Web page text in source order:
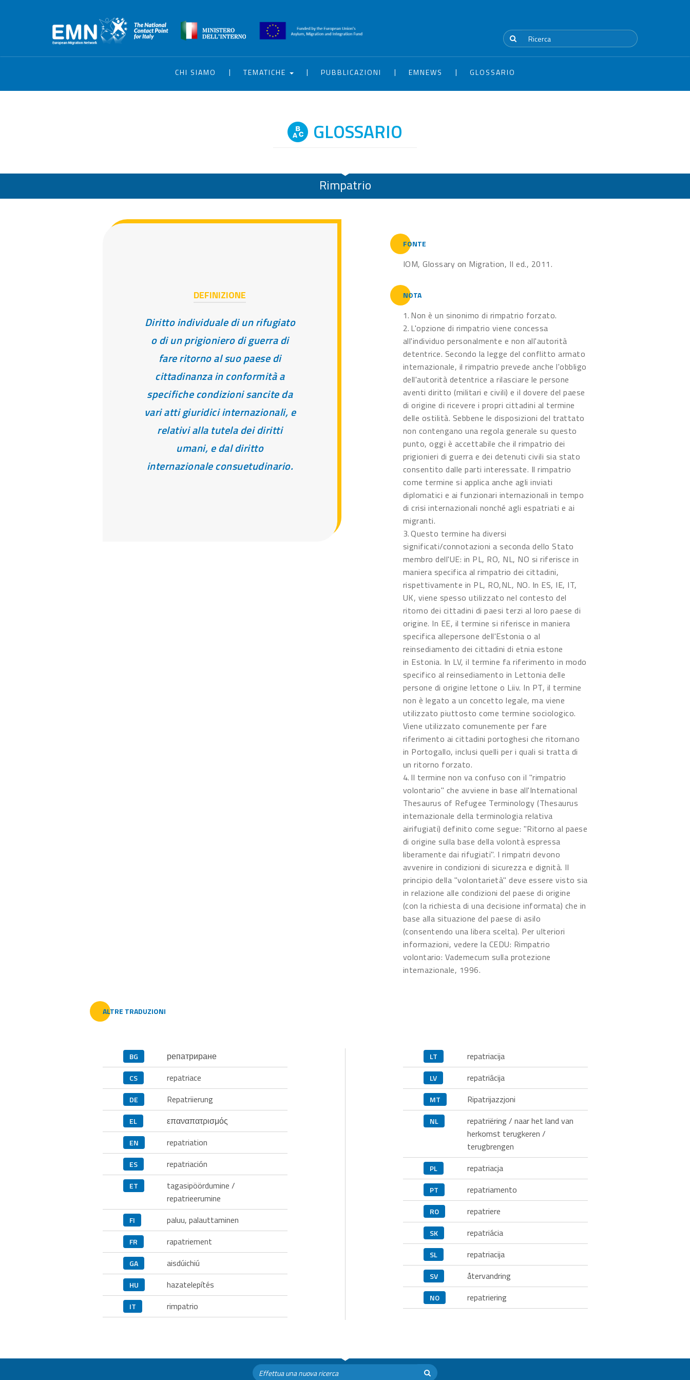
CHI SIAMO | TEMATICHE | PUBBLICAZIONI | EMNEWS | GLOSSARIO
GLOSSARIO
Rimpatrio
DEFINIZIONE
Diritto individuale di un rifugiato
o di un prigioniero di guerra di
fare ritorno al suo paese di
cittadinanza in conformità a
specifiche condizioni sancite da
vari atti giuridici internazionali, e
relativi alla tutela dei diritti
umani, e dal diritto
internazionale consuetudinario.
FONTE
IOM, Glossary on Migration, II ed., 2011.
NOTA
1. Non è un sinonimo di rimpatrio forzato.
2. L'opzione di rimpatrio viene concessa
all'individuo personalmente e non all'autorità
detentrice. Secondo la legge del conflitto armato
internazionale, il rimpatrio prevede anche l'obbligo
dell'autorità detentrice a rilasciare le persone
aventi diritto (militari e civili) e il dovere del paese
di origine di ricevere i propri cittadini al termine
delle ostilità. Sebbene le disposizioni del trattato
non contengano una regola generale su questo
punto, oggi è accettabile che il rimpatrio dei
prigionieri di guerra e dei detenuti civili sia stato
consentito dalle parti interessate. Il rimpatrio
come termine si applica anche agli inviati
diplomatici e ai funzionari internazionali in tempo
di crisi internazionali nonché agli espatriati e ai
migranti.
3. Questo termine ha diversi
significati/connotazioni a seconda dello Stato
membro dell'UE: in PL, RO, NL, NO si riferisce in
maniera specifica al rimpatrio dei cittadini,
rispettivamente in PL, RO,NL, NO. In ES, IE, IT,
UK, viene spesso utilizzato nel contesto del
ritorno dei cittadini di paesi terzi al loro paese di
origine. In EE, il termine si riferisce in maniera
specifica allepersone dell'Estonia o al
reinsediamento dei cittadini di etnia estone
in Estonia. In LV, il termine fa riferimento in modo
specifico al reinsediamento in Lettonia delle
persone di origine lettone o Liiv. In PT, il termine
non è legato a un concetto legale, ma viene
utilizzato piuttosto come termine sociologico.
Viene utilizzato comunemente per fare
riferimento ai cittadini portoghesi che ritornano
in Portogallo, inclusi quelli per i quali si tratta di
un ritorno forzato.
4. Il termine non va confuso con il "rimpatrio
volontario" che avviene in base all'International
Thesaurus of Refugee Terminology (Thesaurus
internazionale della terminologia relativa
airifugiati) definito come segue: "Ritorno al paese
di origine sulla base della volontà espressa
liberamente dai rifugiati". I rimpatri devono
avvenire in condizioni di sicurezza e dignità. Il
principio della "volontarietà" deve essere visto sia
in relazione alle condizioni del paese di origine
(con la richiesta di una decisione informata) che in
base alla situazione del paese di asilo
(consentendo una libera scelta). Per ulteriori
informazioni, vedere la CEDU: Rimpatrio
volontario: Vademecum sulla protezione
internazionale, 1996.
ALTRE TRADUZIONI
BG репатриране
CS repatriace
DE Repatriierung
EL επαναπατρισμός
EN repatriation
ES repatriación
ET
tagasipöördumine /
repatrieerumine
FI paluu, palauttaminen
FR rapatriement
GA aisdúichiú
HU hazatelepítés
IT rimpatrio
LT repatriacija
LV repatriācija
MT Ripatrijazzjoni
NL
repatriëring / naar het land van
herkomst terugkeren /
terugbrengen
PL repatriacja
PT repatriamento
RO repatriere
SK repatriácia
SL repatriacija
SV återvandring
NO repatriering